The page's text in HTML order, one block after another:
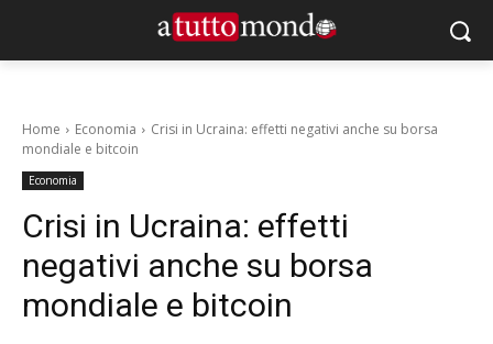
Home Economia
Crisi in Ucraina: effetti negativi anche su borsa
mondiale e bitcoin
Economia
Crisi in Ucraina: effetti
negativi anche su borsa
mondiale e bitcoin